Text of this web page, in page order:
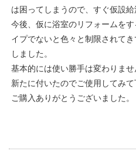
は困ってしまうので、すぐ仮設給
今後、仮に浴室のリフォームを
イプでないと色々と制限されて
しました。
基本的には使い勝手は変わりま
新たに付いたのでご使用してみて
ご購入ありがとうございました。